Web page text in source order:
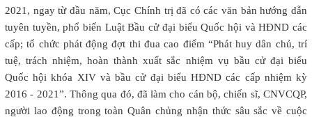
2021, ngay từ đầu năm, Cục Chính trị đã có các văn bản hướng dẫn
tuyên tuyền, phổ biến Luật Bầu cử đại biểu Quốc hội và HĐND các
cấp; tổ chức phát động đợt thi đua cao điểm “Phát huy dân chủ, trí
tuệ, trách nhiệm, hoàn thành xuất sắc nhiệm vụ bầu cử đại biểu
Quốc hội khóa XIV và bầu cử đại biểu HĐND các cấp nhiệm kỳ
2016 - 2021”. Thông qua đó, đã làm cho cán bộ, chiến sĩ, CNVCQP,
người lao động trong toàn Quân chủng nhận thức sâu sắc về cuộc